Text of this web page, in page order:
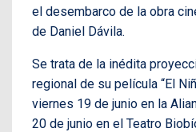
el desembarco de la obra
de Daniel Dávila.
Se trata de la inédita
regional de su película “El
viernes 19 de junio en la
20 de junio en el Teatro